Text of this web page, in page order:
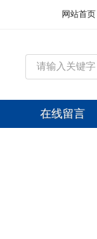
网站首页
在线留言